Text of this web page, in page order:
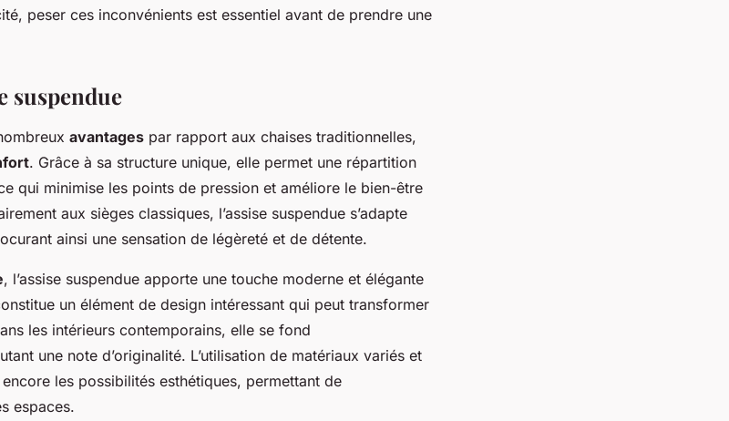
peser ces inconvénients est essentiel avant de prendre une
suspendue
avantages par rapport aux chaises traditionnelles,
. Grâce à sa structure unique, elle permet une répartition
qui minimise les points de pression et améliore le bien-être
aux sièges classiques, l’assise suspendue s’adapte
ainsi une sensation de légèreté et de détente.
, l’assise suspendue apporte une touche moderne et élégante
un élément de design intéressant qui peut transformer
les intérieurs contemporains, elle se fond
une note d’originalité. L’utilisation de matériaux variés et
les possibilités esthétiques, permettant de
espaces.